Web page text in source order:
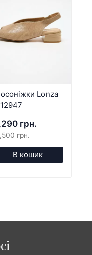
Lonza
грн.
грн.
В кошик